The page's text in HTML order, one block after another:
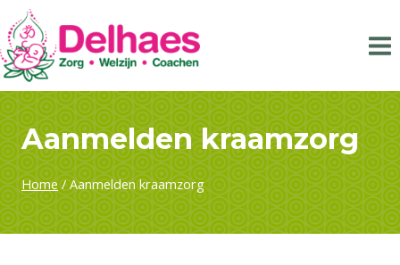
Doorgaan
naar
inhoud
Aanmelden kraamzorg
Home / Aanmelden kraamzorg